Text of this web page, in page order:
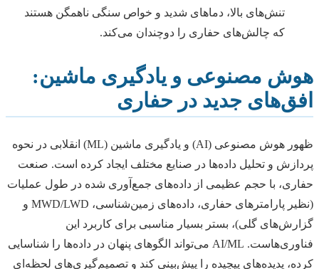
تنش‌های بالا، دماهای شدید و خواص سنگی ناهمگن هستند
که چالش‌های حفاری را دوچندان می‌کند.
هوش مصنوعی و یادگیری ماشین:
افق‌های جدید در حفاری
ظهور هوش مصنوعی (AI) و یادگیری ماشین (ML) انقلابی در نحوه
پردازش و تحلیل داده‌ها در صنایع مختلف ایجاد کرده است. صنعت
حفاری، با حجم عظیمی از داده‌های جمع‌آوری شده در طول عملیات
(نظیر پارامترهای حفاری، داده‌های زمین‌شناسی، MWD/LWD و
گزارش‌های گلی)، بستر بسیار مناسبی برای کاربرد این
فناوری‌هاست. AI/ML می‌تواند الگوهای پنهان در داده‌ها را شناسایی
کرده، پدیده‌های پیچیده را پیش‌بینی کند و تصمیم‌گیری‌های لحظه‌ای